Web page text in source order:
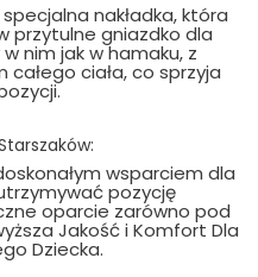
nakładka, która
przytulne gniazdko dla
nim jak w hamaku, z
ciała, co sprzyja
wsparciem dla
pozycję
oparcie zarówno pod
Jakość i Komfort Dla
Dziecka.